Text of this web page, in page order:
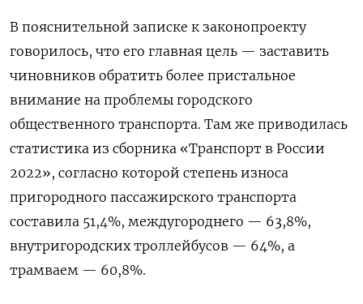
В пояснительной записке к законопроекту
говорилось, что его главная цель — заставить
чиновников обратить более пристальное
внимание на проблемы городского
общественного транспорта. Там же приводилась
статистика из сборника «Транспорт в России
2022», согласно которой степень износа
пригородного пассажирского транспорта
составила 51,4%, междугороднего — 63,8%,
внутригородских троллейбусов — 64%, а
трамваем — 60,8%.